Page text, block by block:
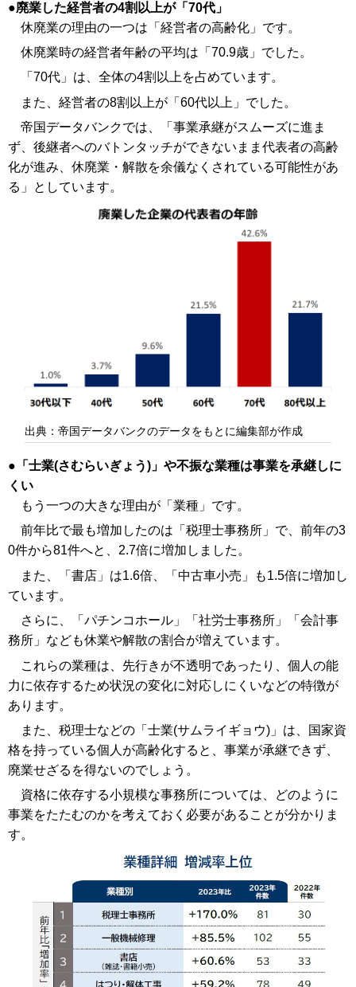
廃業した経営者の4割以上が「70代」
休廃業の理由の一つは「経営者の高齢化」です。
休廃業時の経営者年齢の平均は「70.9歳」でした。
「70代」は、全体の4割以上を占めています。
また、経営者の8割以上が「60代以上」でした。
帝国データバンクでは、「事業承継がスムーズに進ま
ず、後継者へのバトンタッチができないまま代表者の高齢
化が進み、休廃業・解散を余儀なくされている可能性があ
る」としています。
出典：帝国データバンクのデータをもとに編集部が作成
「士業(さむらいぎょう)」や不振な業種は事業を承継しに
くい
もう一つの大きな理由が「業種」です。
前年比で最も増加したのは「税理士事務所」で、前年の3
0件から81件へと、2.7倍に増加しました。
また、「書店」は1.6倍、「中古車小売」も1.5倍に増加し
ています。
さらに、「パチンコホール」「社労士事務所」「会計事
務所」なども休業や解散の割合が増えています。
これらの業種は、先行きが不透明であったり、個人の能
力に依存するため状況の変化に対応しにくいなどの特徴が
あります。
また、税理士などの「士業(サムライギョウ)」は、国家資
格を持っている個人が高齢化すると、事業が承継できず、
廃業せざるを得ないのでしょう。
資格に依存する小規模な事務所については、どのように
事業をたたむのかを考えておく必要があることが分かりま
す。